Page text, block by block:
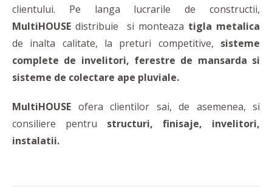
clientului. Pe langa lucrarile de constructii,
MultiHOUSE distribuie si monteaza tigla metalica
de inalta calitate, la preturi competitive, sisteme
complete de invelitori, ferestre de mansarda si
sisteme de colectare ape pluviale.
MultiHOUSE ofera clientilor sai, de asemenea, si
consiliere pentru structuri, finisaje, invelitori,
instalatii.